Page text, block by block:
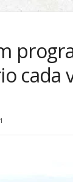
cada